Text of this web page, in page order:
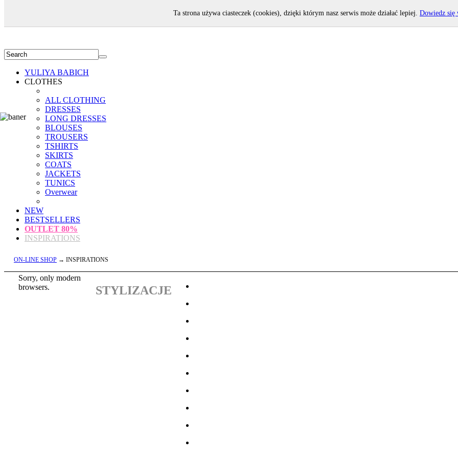
YULIYA BABICH
CLOTHES
ALL CLOTHING
DRESSES
LONG DRESSES
BLOUSES
TROUSERS
TSHIRTS
SKIRTS
COATS
JACKETS
TUNICS
Overwear
NEW
BESTSELLERS
OUTLET 80%
INSPIRATIONS
ON-LINE SHOP → INSPIRATIONS
STYLIZACJE
Sorry, only modern
browsers.
Ta strona używa ciasteczek (cookies), dzięki którym nasz serwis może działać lepiej. Dowiedz się